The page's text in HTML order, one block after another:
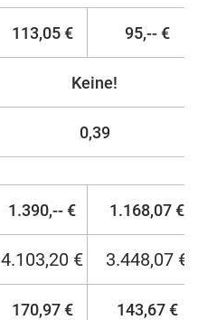
113,05 € 95,-- €
Keine!
0,39
1.390,-- € 1.168,07 €
4.103,20 € 3.448,07 €
170,97 € 143,67 €